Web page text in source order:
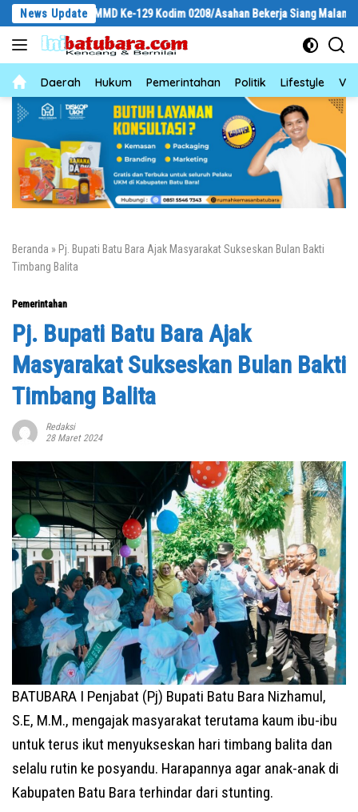
Langsung
konten
News Update
TMMD Ke-129 Kodim 0208/Asahan Bekerja Siang Malam Demi
NewsDaerah Hukum Pemerintahan Politik Lifestyle
Beranda » Pj. Bupati Batu Bara Ajak Masyarakat Sukseskan Bulan Bakti
Timbang Balita
Pemerintahan
Pj. Bupati Batu Bara Ajak
Masyarakat Sukseskan Bulan Bakti
Timbang Balita
Redaksi
28 Maret 2024
BATUBARA I Penjabat (Pj) Bupati Batu Bara Nizhamul,
S.E, M.M., mengajak masyarakat terutama kaum ibu-ibu
untuk terus ikut menyukseskan hari timbang balita dan
selalu rutin ke posyandu. Harapannya agar anak-anak di
Kabupaten Batu Bara terhindar dari stunting.